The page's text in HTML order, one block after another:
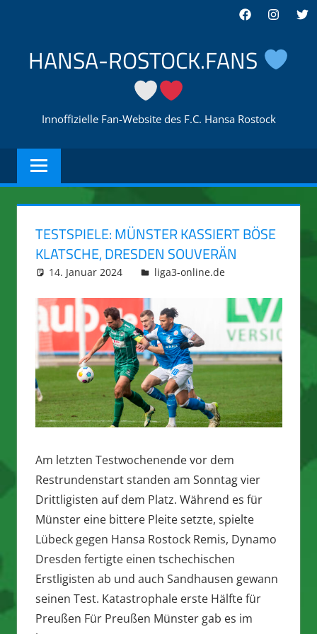
springen
Facebook
HANSA-ROSTOCK.FANS
Innoffizielle Fan-Website des F.C. Hansa Rostock
TESTSPIELE: MÜNSTER KASSIERT BÖSE
KLATSCHE, DRESDEN SOUVERÄN
14. Januar 2024 integromat
liga3-online.de
Am letzten Testwochenende vor dem
Restrundenstart standen am Sonntag vier
Drittligisten auf dem Platz. Während es für
Münster eine bittere Pleite setzte, spielte
Lübeck gegen Hansa Rostock Remis, Dynamo
Dresden fertigte einen tschechischen
Erstligisten ab und auch Sandhausen gewann
seinen Test. Katastrophale erste Hälfte für
Preußen Für Preußen Münster gab es im